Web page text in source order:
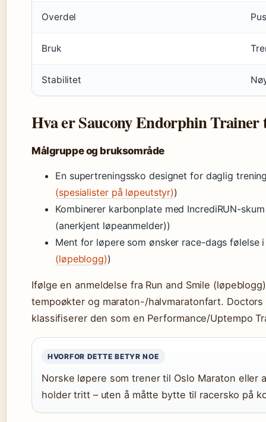
Overdel
Bruk
Stabilitet
Hva er Saucony Endorphin Trainer
Målgruppe og bruksområde
En supertreningssko designet for daglig
(spesialister på løpeutstyr))
Kombinerer karbonplate med IncrediRUN-
(anerkjent løpeanmelder))
Ment for løpere som ønsker race-dags følelse
(løpeblogg))
Ifølge en anmeldelse fra Run and Smile
tempoøkter og maraton-/halvmaratonfart.
klassifiserer den som en Performance/Uptempo
HVORFOR DETTE BETYR NOE
Norske løpere som trener til Oslo Maraton eller
holder tritt – uten å måtte bytte til racersko på